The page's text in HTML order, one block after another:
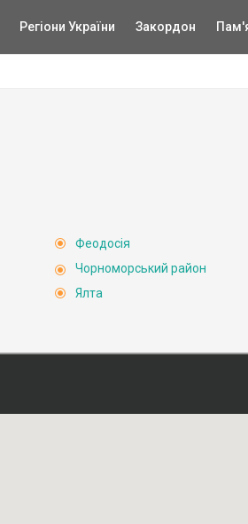
Регіони України Закордон
Феодосія
Чорноморський район
Ялта